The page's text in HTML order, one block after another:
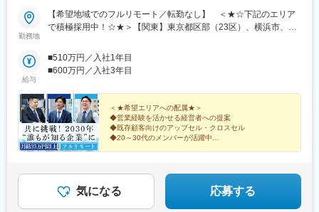
勤務地
【希望地域でのフルリモート／転勤なし】 ＜★☆下記のエリア
で積極採用中！☆★＞【関東】東京都区部（23区）、横浜市、川
市、新潟市【北海道・東北】札幌市、仙台市【中国・九州】広島
市、岡山市、福岡市、北九州市、熊本市◎上記のエリアに通える
方は大歓迎です！＝＝＝日本全国希望エリアへの配属です。テレ
はオンラインで実施するケースもございます。必要な際はカーシ
ェアサービス（タイムズカー）も利用いただけます。※業務に必要
な機材などは会社が支給します※居住地以外での勤務をご希望の方
は選考時にご相談ください＝＝＝■配属エリアによっては大阪の本
社で研修や業務を行う場合もあります。※月に1回本社での社内会
ビル9階＜アクセス＞・大阪メトロ御堂筋線「西中島南方」駅から
徒歩10分・各線「新大阪」駅から徒歩14分
給与
■510万円／入社1年目
■600万円／入社3年目
＜★希望エリアへの配属★＞
◆営業経験を活かせる経営者への提案
◆既存顧客向けのアップセル・クロスセル
◆20～30代のメンバーが活躍中
気になる 応募する